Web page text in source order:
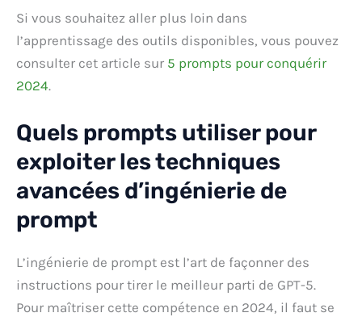
Si vous souhaitez aller plus loin dans
l’apprentissage des outils disponibles, vous pouvez
consulter cet article sur 5 prompts pour conquérir
2024.
Quels prompts utiliser pour
exploiter les techniques
avancées d’ingénierie de
prompt
L’ingénierie de prompt est l’art de façonner des
instructions pour tirer le meilleur parti de GPT-5.
Pour maîtriser cette compétence en 2024, il faut se